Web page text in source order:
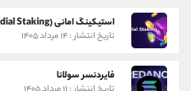
استیکینگ امانی (Custodial Staking)
تاریخ انتشار : ۱۴ مرداد ۱۴۰۵
فایردنسر سولانا